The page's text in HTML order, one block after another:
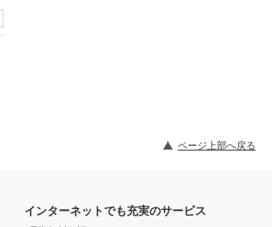
ページ上部へ戻る
インターネットでも充実のサービス